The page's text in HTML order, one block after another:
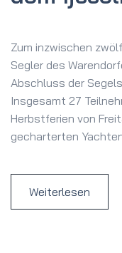
Zum inzwischen
Segler des
Abschluss der
Insgesamt 27
Herbstferien von
gecharterten
Weiterlesen